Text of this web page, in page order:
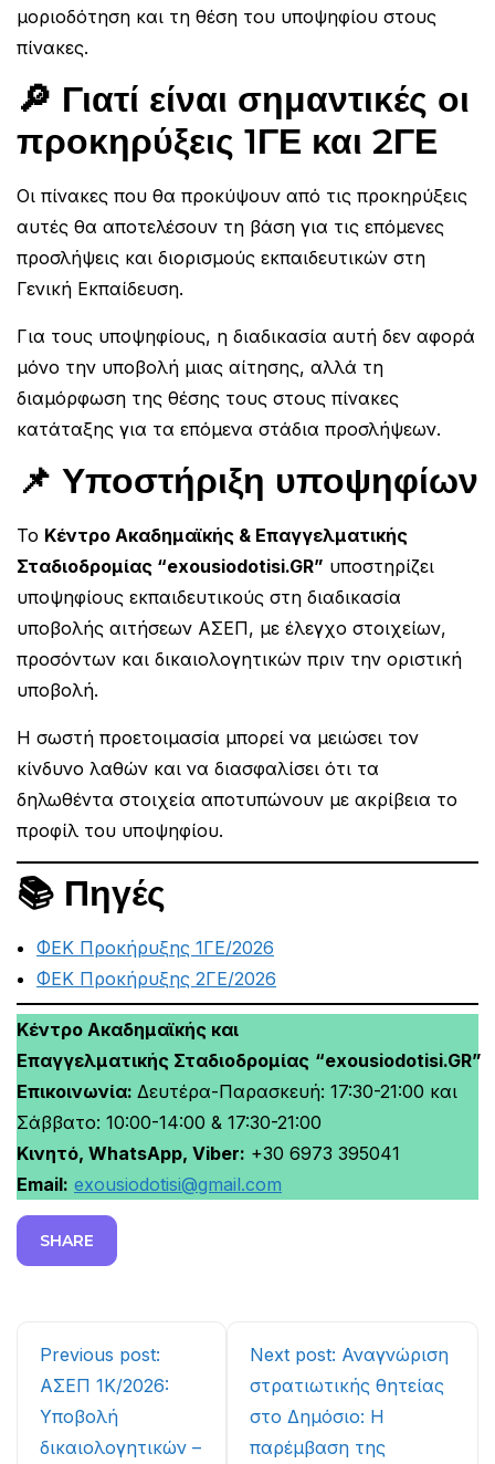
μοριοδότηση και τη θέση του υποψηφίου στους
πίνακες.
🔎 Γιατί είναι σημαντικές οι
προκηρύξεις 1ΓΕ και 2ΓΕ
Οι πίνακες που θα προκύψουν από τις προκηρύξεις
αυτές θα αποτελέσουν τη βάση για τις επόμενες
προσλήψεις και διορισμούς εκπαιδευτικών στη
Γενική Εκπαίδευση.
Για τους υποψηφίους, η διαδικασία αυτή δεν αφορά
μόνο την υποβολή μιας αίτησης, αλλά τη
διαμόρφωση της θέσης τους στους πίνακες
κατάταξης για τα επόμενα στάδια προσλήψεων.
📌 Υποστήριξη υποψηφίων
Το Κέντρο Ακαδημαϊκής & Επαγγελματικής
Σταδιοδρομίας “exousiodotisi.GR” υποστηρίζει
υποψηφίους εκπαιδευτικούς στη διαδικασία
υποβολής αιτήσεων ΑΣΕΠ, με έλεγχο στοιχείων,
προσόντων και δικαιολογητικών πριν την οριστική
υποβολή.
Η σωστή προετοιμασία μπορεί να μειώσει τον
κίνδυνο λαθών και να διασφαλίσει ότι τα
δηλωθέντα στοιχεία αποτυπώνουν με ακρίβεια το
προφίλ του υποψηφίου.
📚 Πηγές
ΦΕΚ Προκήρυξης 1ΓΕ/2026
ΦΕΚ Προκήρυξης 2ΓΕ/2026
Κέντρο Ακαδημαϊκής και
Επαγγελματικής Σταδιοδρομίας “exousiodotisi.GR”
Επικοινωνία: Δευτέρα-Παρασκευή: 17:30-21:00 και
Σάββατο: 10:00-14:00 & 17:30-21:00
Κινητό, WhatsApp, Viber: +30 6973 395041
Email: exousiodotisi@gmail.com
SHARE
Continue
Reading
Previous post:
ΑΣΕΠ 1Κ/2026:
Υποβολή
δικαιολογητικών –
Next post: Αναγνώριση
στρατιωτικής θητείας
στο Δημόσιο: Η
παρέμβαση της